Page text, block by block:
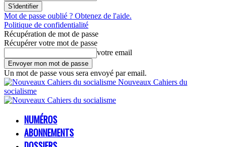
Mot de passe oublié ? Obtenez de l'aide.
Politique de confidentialité
Récupération de mot de passe
Récupérer votre mot de passe
votre email
Un mot de passe vous sera envoyé par email.
Nouveaux Cahiers du
socialisme
NUMÉROS
ABONNEMENTS